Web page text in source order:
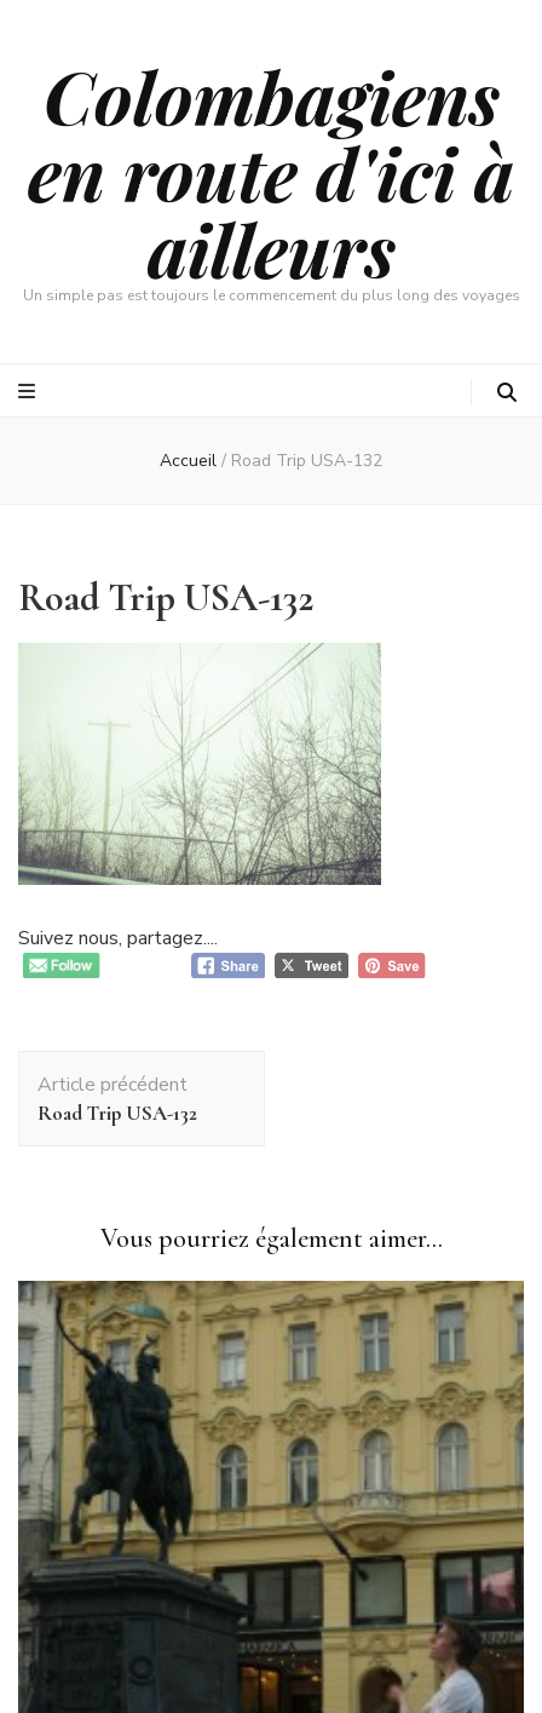
Colombagiens
en route d'ici à
ailleurs
Un simple pas est toujours le commencement du plus long des voyages
Accueil / Road Trip USA-132
Road Trip USA-132
Suivez nous, partagez....
d'article
Article précédent
Road Trip USA-132
Vous pourriez également aimer...